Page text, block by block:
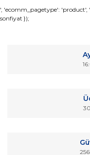
Bu ürünün fiyat bilgisi,
konularda yetersiz
Ürün resmi kalitesiz,
Ürün fiyatı diğer
', 'ecomm_pagetype':
sonfiyat });